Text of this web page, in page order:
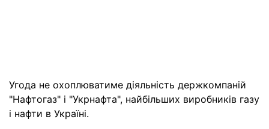
Угода не охоплюватиме діяльність держкомпаній
"Нафтогаз" і "Укрнафта", найбільших виробників газу
і нафти в Україні.